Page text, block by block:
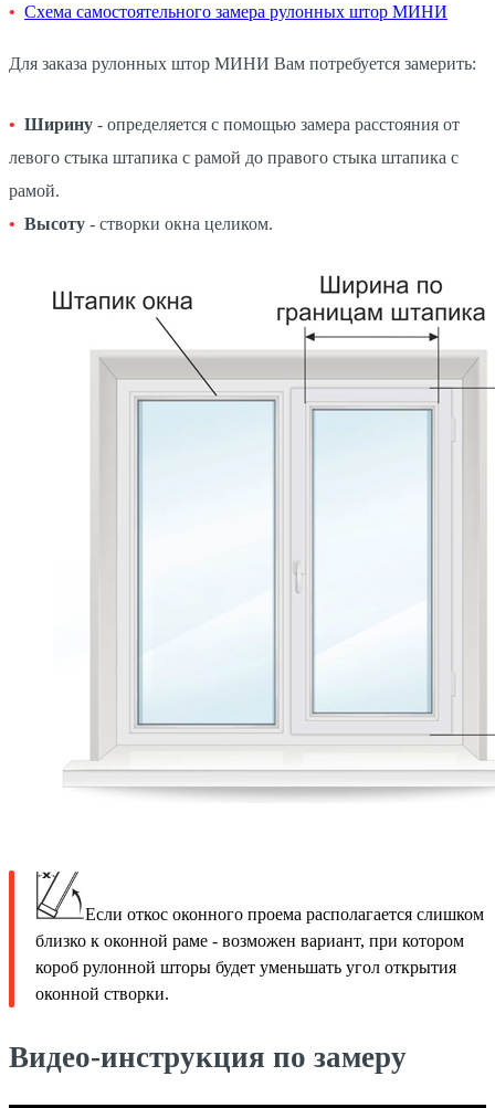
Схема самостоятельного замера рулонных штор МИНИ
Для заказа рулонных штор МИНИ Вам потребуется замерить:
Ширину - определяется с помощью замера расстояния от
левого стыка штапика с рамой до правого стыка штапика с
рамой.
Высоту - створки окна целиком.
Если откос оконного проема располагается слишком
близко к оконной раме - возможен вариант, при котором
короб рулонной шторы будет уменьшать угол открытия
оконной створки.
Видео-инструкция по замеру